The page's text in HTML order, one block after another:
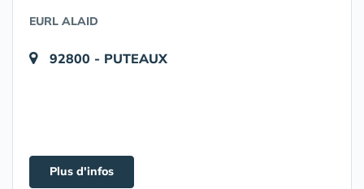
EURL ALAID
92800 - PUTEAUX
Plus d'infos